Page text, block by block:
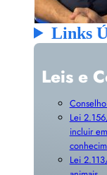
Links
Leis e
Lei
incluir
Lei